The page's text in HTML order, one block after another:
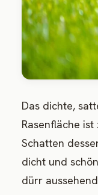
Das dichte,
Rasenfläche
Schatten
dicht und
dürr